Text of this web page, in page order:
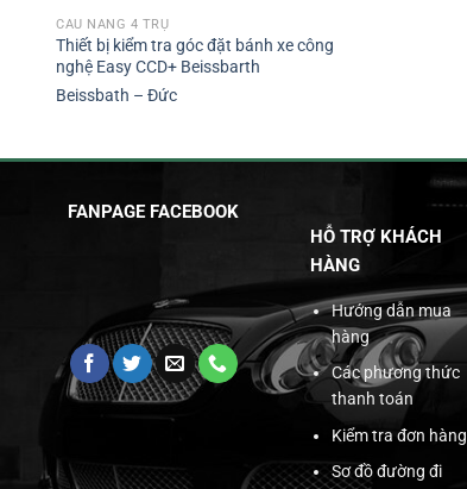
CẦU NÂNG 4 TRỤ
Thiết bị kiểm tra góc đặt bánh xe công
nghệ Easy CCD+ Beissbarth
Beissbath – Đức
FANPAGE FACEBOOK
HỖ TRỢ KHÁCH
HÀNG
Hướng dẫn mua
hàng
Các phương thức
thanh toán
Kiểm tra đơn hàng
Sơ đồ đường đi